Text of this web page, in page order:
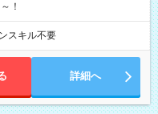
！
スキル不要
詳細へ